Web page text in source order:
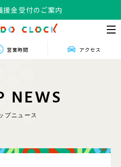
援金受付のご案内
金受付のご案内
営業時間 アクセス
NEWS
プニュース